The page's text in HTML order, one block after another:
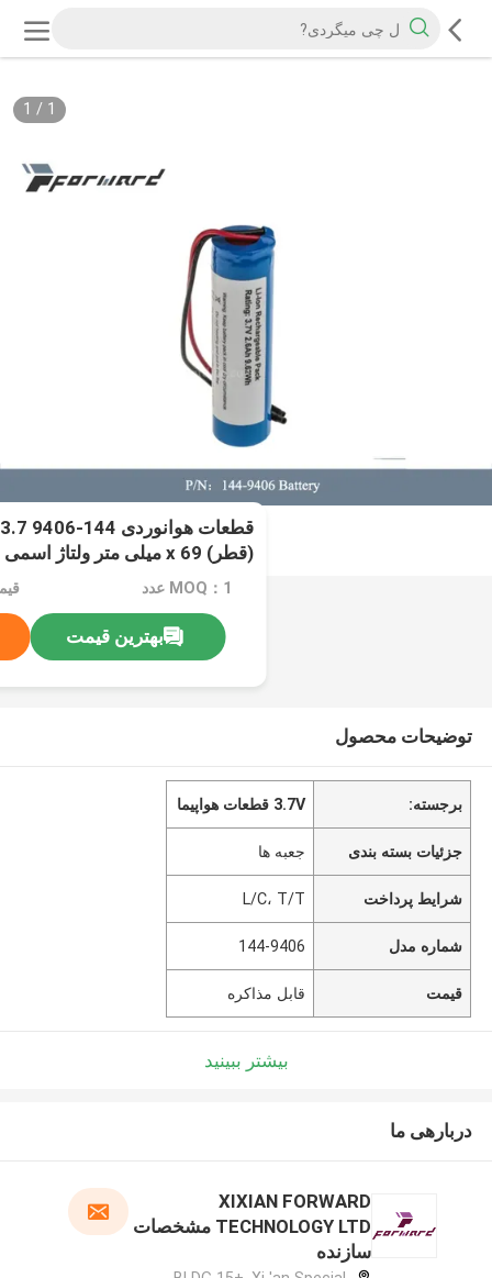
1
/
1
(قطر) x 69 میلی متر ولتاژ اسمی 3.7 ولت
MOQ：1 عدد
بهترین قیمت
توضیحات محصول
برجسته: 3.7V قطعات هواپيما
جزئیات بسته بندی جعبه ها
شرایط پرداخت L/C، T/T
شماره مدل 144-9406
قیمت قابل مذاکره
بیشتر ببینید
دربارهی ما
XIXIAN FORWARD
TECHNOLOGY LTD مشخصات
سازنده